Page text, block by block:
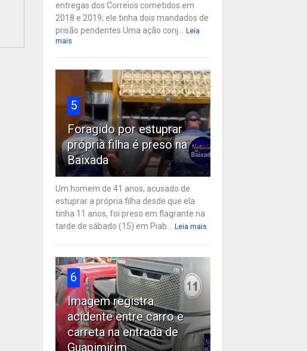
entregas dos Correios cometidos em
2018 e 2019; ele tinha dois mandados de
prisão pendentes Uma ação conj... Leia
mais
5
Foragido por estuprar
própria filha é preso na
Baixada
Um homem de 41 anos, acusado de
estuprar a própria filha desde que ela
tinha 11 anos, foi preso em flagrante na
tarde de sábado (15) em Piab... Leia mais
6
Imagem registra
acidente entre carro e
carreta na entrada de
Guapimirim